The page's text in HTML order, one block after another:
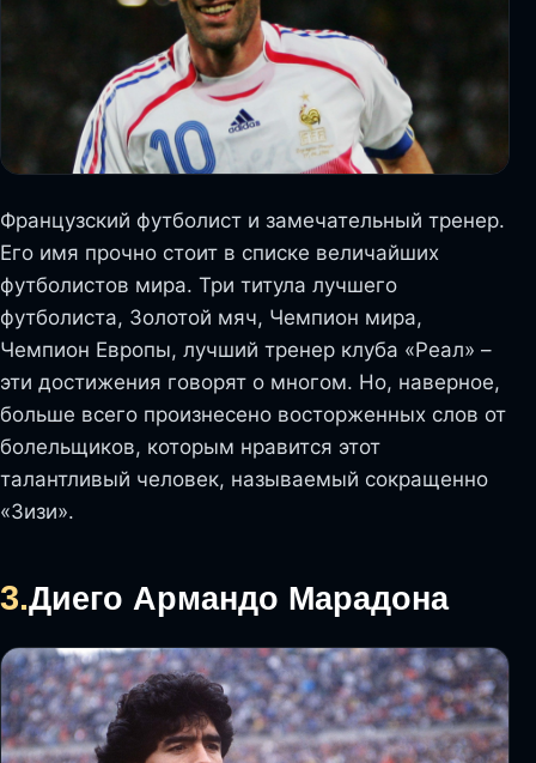
Французский футболист и замечательный тренер.
Его имя прочно стоит в списке величайших
футболистов мира. Три титула лучшего
футболиста, Золотой мяч, Чемпион мира,
Чемпион Европы, лучший тренер клуба «Реал» –
эти достижения говорят о многом. Но, наверное,
больше всего произнесено восторженных слов от
болельщиков, которым нравится этот
талантливый человек, называемый сокращенно
«Зизи».
3.Диего Армандо Марадона